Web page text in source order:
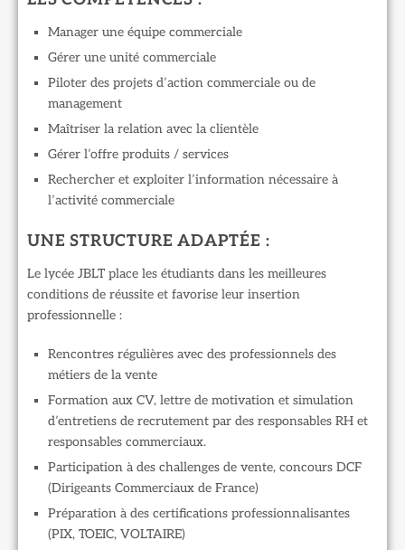
Manager une équipe commerciale
Gérer une unité commerciale
Piloter des projets d’action commerciale ou de
management
Maîtriser la relation avec la clientèle
Gérer l’offre produits / services
Rechercher et exploiter l’information nécessaire à
l’activité commerciale
UNE STRUCTURE ADAPTÉE :
Le lycée JBLT place les étudiants dans les meilleures
conditions de réussite et favorise leur insertion
professionnelle :
Rencontres régulières avec des professionnels des
métiers de la vente
Formation aux CV, lettre de motivation et simulation
d’entretiens de recrutement par des responsables RH et
responsables commerciaux.
Participation à des challenges de vente, concours DCF
(Dirigeants Commerciaux de France)
Préparation à des certifications professionnalisantes
(PIX, TOEIC, VOLTAIRE)